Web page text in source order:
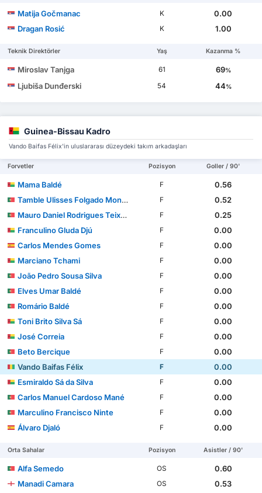
Matija Gočmanac K
0.00
Dragan Rosić
K 1.00
Teknik Direktörler Yaş Kazanma %
Miroslav Tanjga 61 69%
Ljubiša Dunđerski 54 44%
Guinea-Bissau Kadro
Vando Baifas Félix'in uluslararası düzeydeki takım arkadaşları
Forvetler Pozisyon Goller / 90'
Mama Baldé F
0.56
Tamble Ulisses Folgado Monteiro
F
0.52
Mauro Daniel Rodrigues Teixeira
F
0.25
Franculino Gluda Djú
F
0.00
Carlos Mendes Gomes
F
0.00
Marciano Tchami
F
0.00
João Pedro Sousa Silva
F
0.00
Elves Umar Baldé
F
0.00
Romário Baldé
F
0.00
Toni Brito Silva Sá
F
0.00
José Correia
F
0.00
Beto Bercique
F
0.00
Vando Baifas Félix
F
0.00
Esmiraldo Sá da Silva
F
0.00
Carlos Manuel Cardoso Mané
F
0.00
Marculino Francisco Ninte
F
0.00
Álvaro Djaló
F 0.00
Orta Sahalar Pozisyon Asistler / 90'
Alfa Semedo OS
0.60
Manadi Camara
OS
0.53